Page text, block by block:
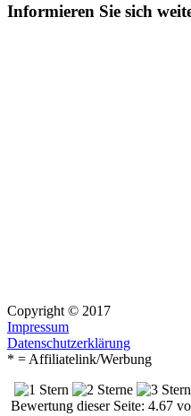
Informieren Sie sich
Copyright © 2017
Impressum
Datenschutzerklärung
* = Affiliatelink/Werbung
Bewertung dieser Seite: 4.67